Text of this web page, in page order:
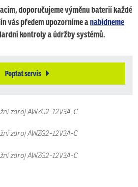
doporučujeme výměnu baterií každé
vás předem upozorníme anabídneme
kontroly a údržby systémů.
Poptat servis